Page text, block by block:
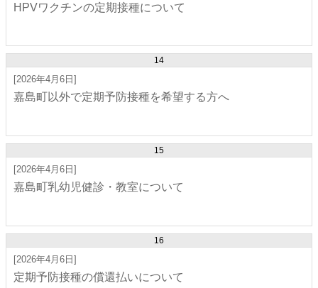
HPVワクチンの定期接種について
14
[2026年4月6日]
嘉島町以外で定期予防接種を希望する方へ
15
[2026年4月6日]
嘉島町乳幼児健診・教室について
16
[2026年4月6日]
定期予防接種の償還払いについて